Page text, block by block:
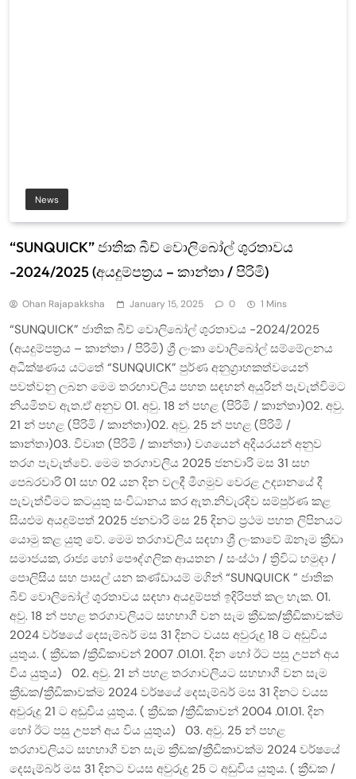
News
“SUNQUICK” ජාතික බීච් වොලිබෝල් ශුරතාවය
-2024/2025 (අයදුම්පත්‍රය – කාන්තා / පිරිමි)
Ohan Rajapakksha January 15, 2025 0 1 Mins
“SUNQUICK” ජාතික බීච් වොලිබෝල් ශුරතාවය -2024/2025
(අයදුම්පත්‍රය – කාන්තා / පිරිමි) ශ්‍රී ලංකා වොලිබෝල් සම්මේලනය
අධීක්ෂණය යටතේ “SUNQUICK” පුර්ණ අනුග්‍රාහකත්වයෙන්
පවත්වනු ලබන මෙම තරඟාවලිය පහත සඳහන් අයුරින් පැවැත්විමට
නියමිතව ඇත.ඒ අනුව 01. අවු. 18 න් පහළ (පිරිමි / කාන්තා)02. අවු.
21 න් පහළ (පිරිමි / කාන්තා)02. අවු. 25 න් පහළ (පිරිමි /
කාන්තා)03. විවෘත (පිරිමි / කාන්තා) වශයෙන් අදියරයන් අනුව
තරග පැවැත්වේ. මෙම තරගාවලිය 2025 ජනවාරි මස 31 සහ
පෙබරවාරි 01 සහ 02 යන දින වලදී මීගමුව වෙරළ උද්‍යානයේ දී
පැවැත්වීමට කටයුතු සංවිධානය කර ඇත.නිවැරදිව සම්පුර්ණ කළ
සියළුම අයදුම්පත් 2025 ජනවාරි මස 25 දිනට ප්‍රථම පහත ලිපිනයට
යොමු කළ යුතු වේ. මෙම තරගාවලිය සඳහා ශ්‍රී ලංකාවේ ඕනෑම ක්‍රීඩා
සමාජයක, රාජ්‍ය හෝ පෞද්ගලික ආයතන / සංස්ථා / ත්‍රිවිධ හමුදා /
පොලිසිය සහ පාසල් යන කණ්ඩායම් මගින් “SUNQUICK ” ජාතික
බීච් වොලිබෝල් ශුරතාවය සඳහා අයදුම්පත් ඉදිරිපත් කල හැක. 01.
අවු. 18 න් පහළ තරගාවලියට සහභාගී වන සැම ක්‍රීඩක/ක්‍රීඩිකාවක්ම
2024 වර්ෂයේ දෙසැම්බර් මස 31 දිනට වයස අවුරුදු 18 ට අඩුවිය
යුතුය. ( ක්‍රීඩක /ක්‍රීඩිකාවන් 2007 .01.01. දින හෝ ඊට පසු උපන් අය
විය යුතුය) 02. අවු. 21 න් පහළ තරගාවලියට සහභාගී වන සැම
ක්‍රීඩක/ක්‍රීඩිකාවක්ම 2024 වර්ෂයේ දෙසැම්බර් මස 31 දිනට වයස
අවුරුදු 21 ට අඩුවිය යුතුය. ( ක්‍රීඩක /ක්‍රීඩිකාවන් 2004 .01.01. දින
හෝ ඊට පසු උපන් අය විය යුතුය) 03. අවු. 25 න් පහළ
තරගාවලියට සහභාගී වන සැම ක්‍රීඩක/ක්‍රීඩිකාවක්ම 2024 වර්ෂයේ
දෙසැම්බර් මස 31 දිනට වයස අවුරුදු 25 ට අඩුවිය යුතුය. ( ක්‍රීඩක /